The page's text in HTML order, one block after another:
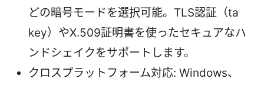
どの暗号モードを選択可能。TLS認証（ta
key）やX.509証明書を使ったセキュアなハ
ンドシェイクをサポートします。
クロスプラットフォーム対応: Windows、